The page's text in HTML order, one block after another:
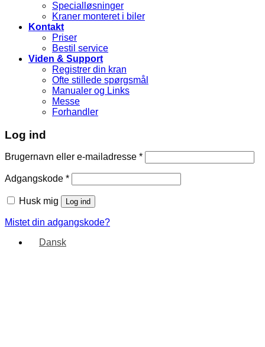
Specialløsninger
Kraner monteret i biler
Kontakt
Priser
Bestil service
Viden & Support
Registrer din kran
Ofte stillede spørgsmål
Manualer og Links
Messe
Forhandler
Log ind
Brugernavn eller e-mailadresse *
Adgangskode *
Husk mig Log ind
Mistet din adgangskode?
Dansk